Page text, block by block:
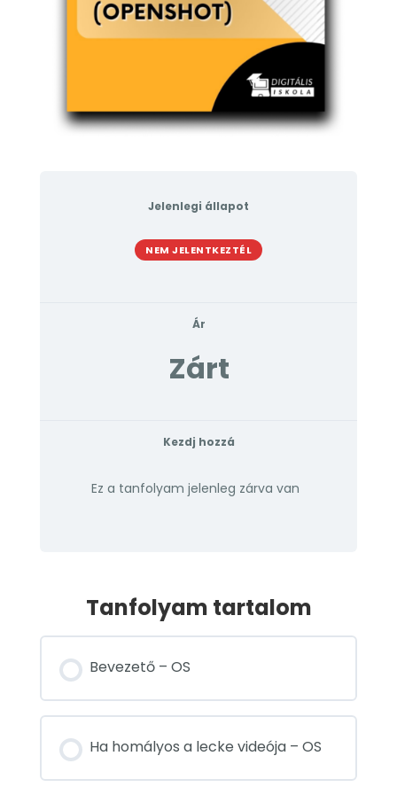
Jelenlegi állapot
NEM JELENTKEZTÉL
Ár
Zárt
Kezdj hozzá
Ez a tanfolyam jelenleg zárva van
Tanfolyam tartalom
Bevezető – OS
Ha homályos a lecke videója – OS